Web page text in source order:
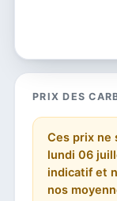
PRIX DES
Ces prix ne
lundi 06
indicatif et
nos